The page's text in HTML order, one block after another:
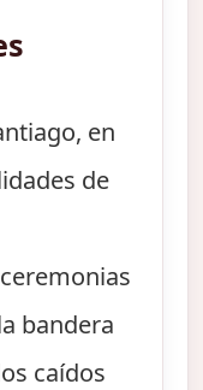
en
de
bandera
caídos